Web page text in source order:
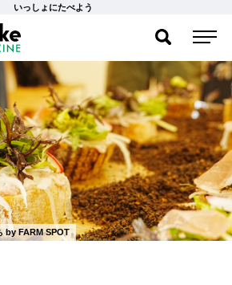
いっしょにたべよう
by FARM SPOT